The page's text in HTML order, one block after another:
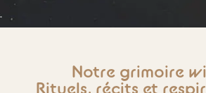
Notre grimoire
Rituels, récits et